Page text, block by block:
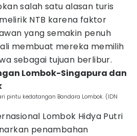
salah satu alasan turis
NTB karena faktor
yang semakin penuh
membuat mereka memilih
sebagai tujuan berlibur.
Lombok-Singapura dan
pintu kedatangan Bandara Lombok. (IDN
Lombok Hidya Putri
penambahan